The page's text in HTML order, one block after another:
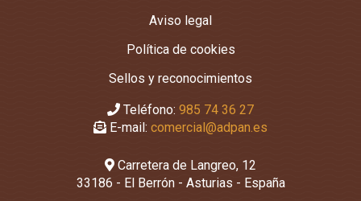
Aviso legal
Política de cookies
Sellos y reconocimientos
Teléfono: 985 74 36 27
E-mail: comercial@adpan.es
Carretera de Langreo, 12
33186 - El Berrón - Asturias - España